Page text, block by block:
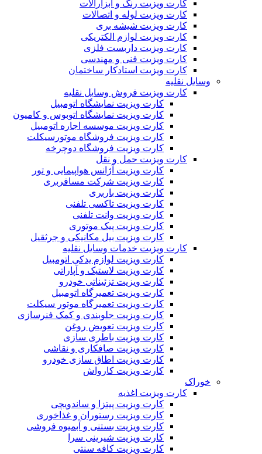
کارت ویزیت رنگ و ابزارآلات
کارت ویزیت لوله و اتصالات
کارت ویزیت شیشه بری
کارت ویزیت لوازم الکتریکی
کارت ویزیت داربست فلزی
کارت ویزیت فنی و مهندسی
کارت ویزیت استادکار ساختمان
وسایل نقلیه
کارت ویزیت فروش وسایل نقلیه
کارت ویزیت نمایشگاه اتومبیل
کارت ویزیت نمایشگاه اتوبوس و کامیون
کارت ویزیت موسسه اجاره اتومبیل
کارت ویزیت فروشگاه موتورسیکلت
کارت ویزیت فروشگاه دوچرخه
کارت ویزیت حمل و نقل
کارت ویزیت آژانس هواپیمایی و تور
کارت ویزیت شرکت مسافربری
کارت ویزیت باربری
کارت ویزیت تاکسی تلفنی
کارت ویزیت وانت تلفنی
کارت ویزیت پیک موتوری
کارت ویزیت بیل مکانیکی و جرثقیل
کارت ویزیت خدمات وسایل نقلیه
کارت ویزیت لوازم یدکی اتومبیل
کارت ویزیت لاستیک و آپاراتی
کارت ویزیت تزئیناتی خودرو
کارت ویزیت تعمیرگاه اتومبیل
کارت ویزیت تعمیرگاه موتور سیکلت
کارت ویزیت جلوبندی و کمک فنرسازی
کارت ویزیت تعویض روغن
کارت ویزیت باطری سازی
کارت ویزیت صافکاری و نقاشی
کارت ویزیت اطاق سازی خودرو
کارت ویزیت کارواش
خوراک
کارت ویزیت اغذیه
کارت ویزیت پیتزا و ساندویچی
کارت ویزیت رستوران و غذاخوری
کارت ویزیت بستنی و آبمیوه فروشی
کارت ویزیت شیرینی سرا
کارت ویزیت کافه سنتی